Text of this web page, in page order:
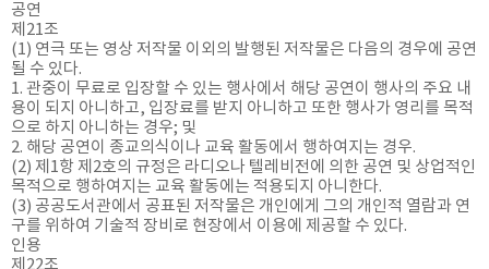
공연
제21조
(1) 연극 또는 영상 저작물 이외의 발행된 저작물은 다음의 경우에 공연
될 수 있다.
1. 관중이 무료로 입장할 수 있는 행사에서 해당 공연이 행사의 주요 내
용이 되지 아니하고, 입장료를 받지 아니하고 또한 행사가 영리를 목적
으로 하지 아니하는 경우; 및
2. 해당 공연이 종교의식이나 교육 활동에서 행하여지는 경우.
(2) 제1항 제2호의 규정은 라디오나 텔레비전에 의한 공연 및 상업적인
목적으로 행하여지는 교육 활동에는 적용되지 아니한다.
(3) 공공도서관에서 공표된 저작물은 개인에게 그의 개인적 열람과 연
구를 위하여 기술적 장비로 현장에서 이용에 제공할 수 있다.
인용
제22조